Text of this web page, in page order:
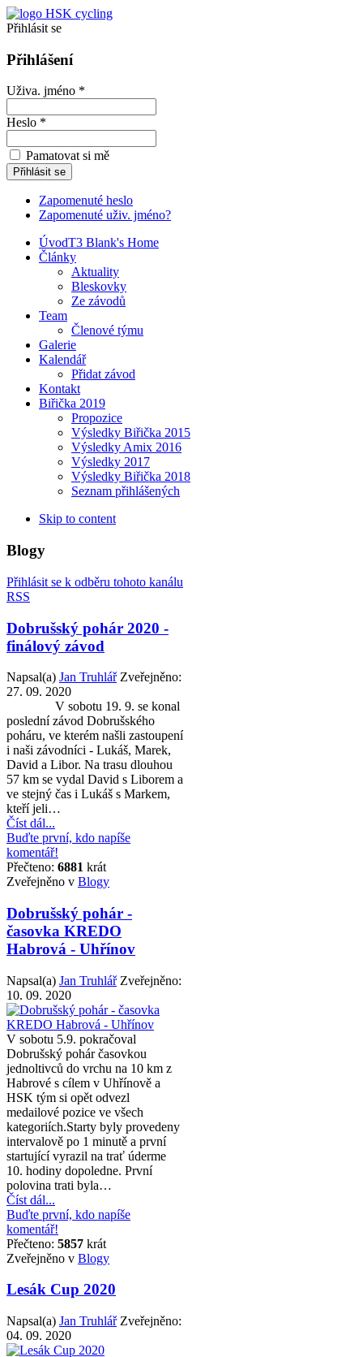
Přihlásit se
Přihlášení
Uživa. jméno *
Heslo *
Pamatovat si mě
Zapomenuté heslo
Zapomenuté uživ. jméno?
ÚvodT3 Blank's Home
Články
Aktuality
Bleskovky
Ze závodů
Team
Členové týmu
Galerie
Kalendář
Přidat závod
Kontakt
Biřička 2019
Propozice
Výsledky Biřička 2015
Výsledky Amix 2016
Výsledky 2017
Výsledky Biřička 2018
Seznam přihlášených
Skip to content
Blogy
Přihlásit se k odběru tohoto kanálu
RSS
Dobrušský pohár 2020 -
finálový závod
Napsal(a) Jan Truhlář Zveřejněno:
27. 09. 2020
V sobotu 19. 9. se konal
poslední závod Dobrušského
poháru, ve kterém našli zastoupení
i naši závodníci - Lukáš, Marek,
David a Libor. Na trasu dlouhou
57 km se vydal David s Liborem a
ve stejný čas i Lukáš s Markem,
kteří jeli…
Číst dál...
Buďte první, kdo napíše
komentář!
Přečteno: 6881 krát
Zveřejněno v Blogy
Dobrušský pohár -
časovka KREDO
Habrová - Uhřínov
Napsal(a) Jan Truhlář Zveřejněno:
10. 09. 2020
V sobotu 5.9. pokračoval
Dobrušský pohár časovkou
jednoltivců do vrchu na 10 km z
Habrové s cílem v Uhřínově a
HSK tým si opět odvezl
medailové pozice ve všech
kategoriích.Starty byly provedeny
intervalově po 1 minutě a první
startující vyrazil na trať úderme
10. hodiny dopoledne. První
polovina trati byla…
Číst dál...
Buďte první, kdo napíše
komentář!
Přečteno: 5857 krát
Zveřejněno v Blogy
Lesák Cup 2020
Napsal(a) Jan Truhlář Zveřejněno:
04. 09. 2020